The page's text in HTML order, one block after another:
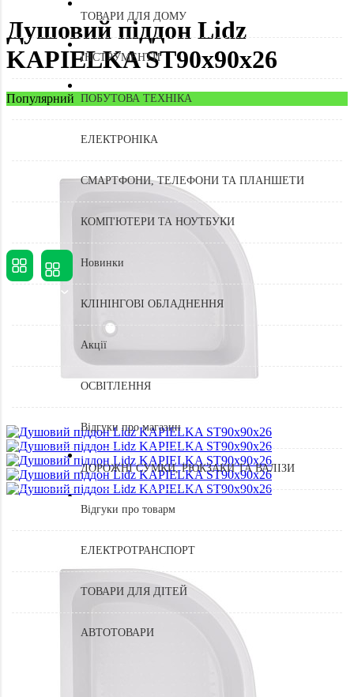
ТОВАРИ ДЛЯ ДОМУ
ІНСТРУМЕНТИ
ПОБУТОВА ТЕХНІКА
ЕЛЕКТРОНІКА
СМАРТФОНИ, ТЕЛЕФОНИ ТА ПЛАНШЕТИ
КОМП'ЮТЕРИ ТА НОУТБУКИ
Новинки
КЛІНІНГОВІ ОБЛАДНЕННЯ
Акції
ОСВІТЛЕННЯ
Відгуки про магазин
ДОРОЖНІ СУМКИ, РЮКЗАКИ ТА ВАЛІЗИ
Відгуки про товарм
ЕЛЕКТРОТРАНСПОРТ
ТОВАРИ ДЛЯ ДІТЕЙ
АВТОТОВАРИ
Душовий піддон Lidz
KAPIELKA ST90x90x26
Популярний